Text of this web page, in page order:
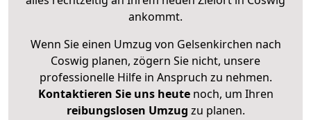
ankommt.
Wenn Sie einen Umzug von Gelsenkirchen nach
Coswig planen, zögern Sie nicht, unsere
professionelle Hilfe in Anspruch zu nehmen.
Kontaktieren Sie uns heutenoch, um Ihren
reibungslosen Umzug zu planen.